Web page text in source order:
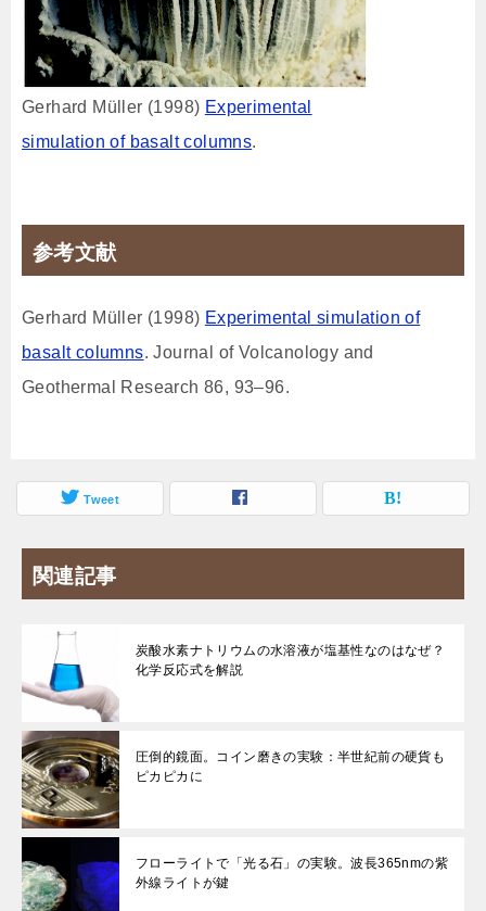
Gerhard Müller (1998) Experimental
simulation of basalt columns.
参考文献
Gerhard Müller (1998) Experimental simulation of
basalt columns. Journal of Volcanology and
Geothermal Research 86, 93–96.
Tweet
関連記事
炭酸水素ナトリウムの水溶液が塩基性なのはなぜ？
化学反応式を解説
圧倒的鏡面。コイン磨きの実験：半世紀前の硬貨も
ピカピカに
フローライトで「光る石」の実験。波長365nmの紫
外線ライトが鍵